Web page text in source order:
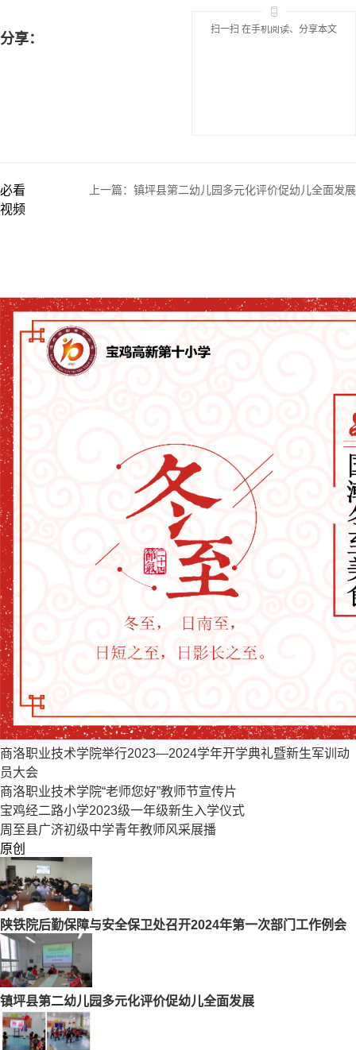
分享：
扫一扫 在手机阅读、分享本文
上一篇： 镇坪县第二幼儿园多元化评价促幼儿全面发展
必看
视频
商洛职业技术学院举行2023—2024学年开学典礼暨新生军训动
员大会
商洛职业技术学院“老师您好”教师节宣传片
宝鸡经二路小学2023级一年级新生入学仪式
周至县广济初级中学青年教师风采展播
原创
陕铁院后勤保障与安全保卫处召开2024年第一次部门工作例会
镇坪县第二幼儿园多元化评价促幼儿全面发展